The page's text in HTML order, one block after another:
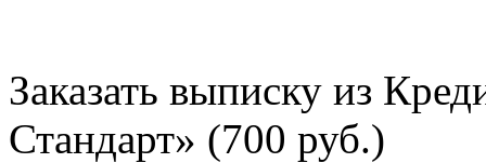
Заказать выписку из
Стандарт» (700 руб.)